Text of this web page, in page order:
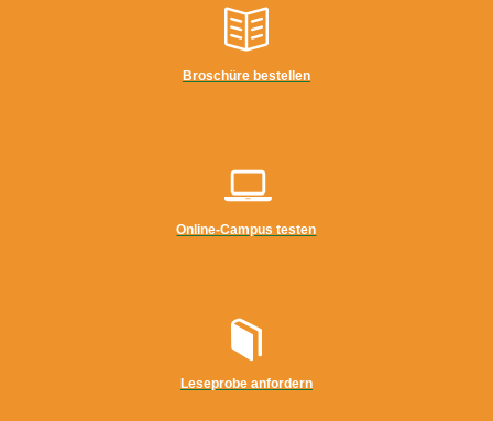
Broschüre bestellen
Online-Campus testen
Leseprobe anfordern